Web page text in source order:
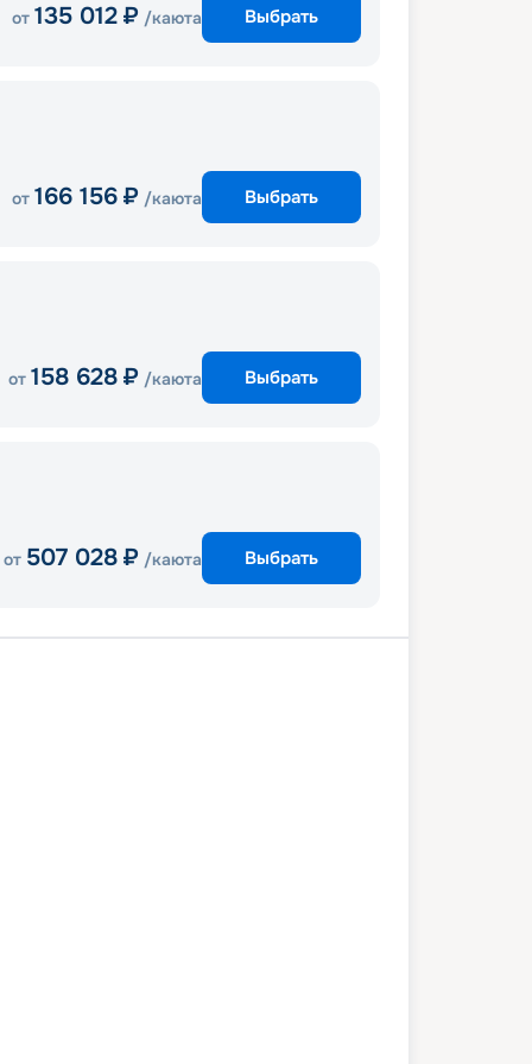
от 135 012 ₽ /каюта Выбрать
от 166 156 ₽ /каюта Выбрать
от 158 628 ₽ /каюта Выбрать
от 507 028 ₽ /каюта Выбрать